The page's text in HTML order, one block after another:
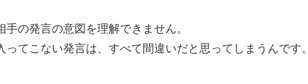
手の発言の意図を理解できません。
ってこない発言は、すべて間違いだと思ってしまうんです。